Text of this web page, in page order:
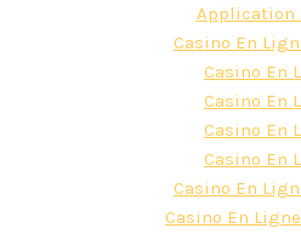
Application
Casino En
Casino En
Casino En
Casino En
Casino En
Casino En
Casino En